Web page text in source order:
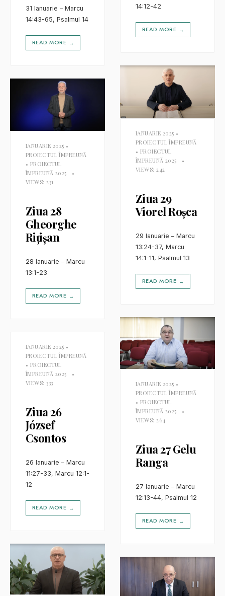
31 Ianuarie – Marcu
14:43-65, Psalmul 14
READ MORE →
14:12-42
READ MORE →
IANUARIE 2025 •
PROIECTUL ÎMPREUNĂ
• PROIECTUL
ÎMPREUNĂ 2025
•
VIEWS: 242
Ziua 29
Viorel Roșca
29 Ianuarie – Marcu
13:24-37, Marcu
14:1-11, Psalmul 13
READ MORE →
IANUARIE 2025 •
PROIECTUL ÎMPREUNĂ
• PROIECTUL
ÎMPREUNĂ 2025
•
VIEWS: 231
Ziua 28
Gheorghe
Rițișan
28 Ianuarie – Marcu
13:1-23
READ MORE →
IANUARIE 2025 •
PROIECTUL ÎMPREUNĂ
• PROIECTUL
ÎMPREUNĂ 2025
•
VIEWS: 264
Ziua 27 Gelu
Ranga
27 Ianuarie – Marcu
12:13-44, Psalmul 12
READ MORE →
IANUARIE 2025 •
PROIECTUL ÎMPREUNĂ
• PROIECTUL
ÎMPREUNĂ 2025
•
VIEWS: 333
Ziua 26
József
Csontos
26 Ianuarie – Marcu
11:27-33, Marcu 12:1-
12
READ MORE →